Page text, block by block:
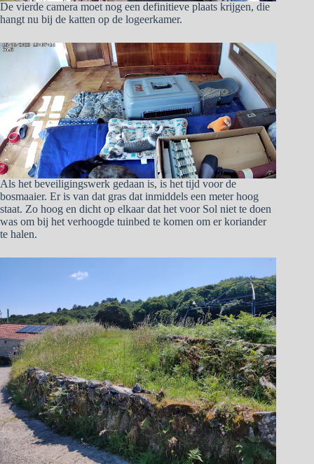
De vierde camera moet nog een definitieve plaats krijgen, die
hangt nu bij de katten op de logeerkamer.
Als het beveiligingswerk gedaan is, is het tijd voor de
bosmaaier. Er is van dat gras dat inmiddels een meter hoog
staat. Zo hoog en dicht op elkaar dat het voor Sol niet te doen
was om bij het verhoogde tuinbed te komen om er koriander
te halen.